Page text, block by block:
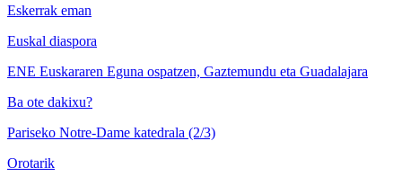
Eskerrak eman
Euskal diaspora
ENE Euskararen Eguna ospatzen, Gaztemundu eta Guadalajara
Ba ote dakixu?
Pariseko Notre-Dame katedrala (2/3)
Orotarik